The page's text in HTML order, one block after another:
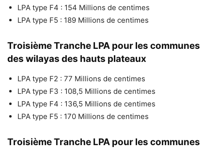
LPA type F4 : 154 Millions de centimes
LPA type F5 : 189 Millions de centimes
Troisième Tranche LPA pour les communes
des wilayas des hauts plateaux
LPA type F2 : 77 Millions de centimes
LPA type F3 : 108,5 Millions de centimes
LPA type F4 : 136,5 Millions de centimes
LPA type F5 : 170 Millions de centimes
Troisième Tranche LPA pour les communes